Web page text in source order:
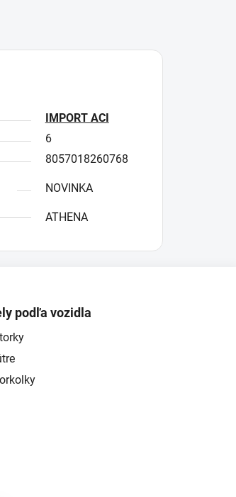
IMPORT ACI
6
8057018260768
NOVINKA
ATHENA
podľa vozidla